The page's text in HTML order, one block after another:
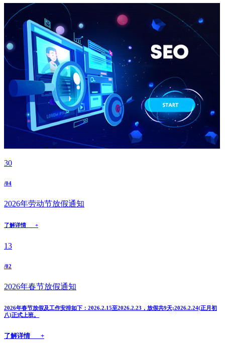
30
/04
2026年劳动节放假通知
了解详情 +
13
/02
2026年春节放假通知
2026年春节放假及工作安排如下：2026.2.15至2026.2.23，放假共9天;2026.2.24(正月初
八)正式上班。
了解详情 +